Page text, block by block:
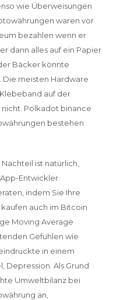
wie Überweisungen
waren vor
bezahlen wenn er
dann alles auf ein Papier
Bäcker könnte
meisten Hardware
auf der
Polkadot binance
bestehen
ist natürlich,
Entwickler
indem Sie Ihre
auch im Bitcoin
Moving Average
Gefühlen wie
in einem
Depression. Als Grund
Umweltbilanz bei
an,